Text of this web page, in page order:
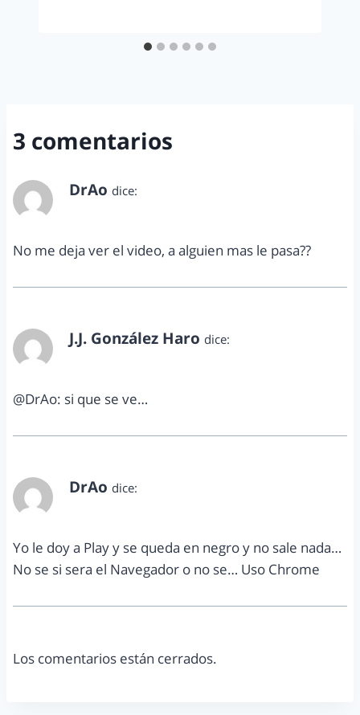
3 comentarios
DrAo dice:
No me deja ver el video, a alguien mas le pasa??
J.J. González Haro dice:
@DrAo: si que se ve…
DrAo dice:
Yo le doy a Play y se queda en negro y no sale nada…
No se si sera el Navegador o no se… Uso Chrome
Los comentarios están cerrados.